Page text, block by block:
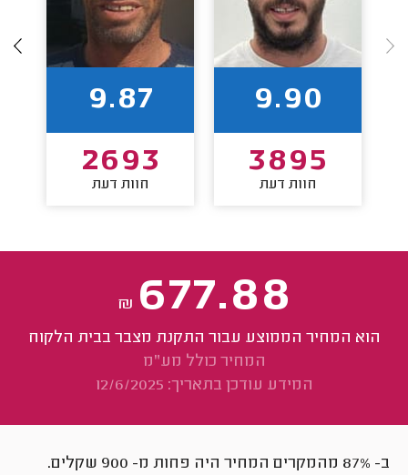
9.90
3895
חוות דעת
9.87
2693
חוות דעת
677.88
₪
הוא המחיר הממוצע עבור התקנת מצבר בבית הלקוח
המחיר כולל מע"מ
המידע עודכן בתאריך: 12/6/2025
ב- 87% מהמקרים המחיר היה פחות מ- 900 שקלים.